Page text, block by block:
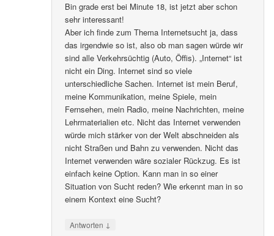
Bin grade erst bei Minute 18, ist jetzt aber schon
sehr interessant!
Aber ich finde zum Thema Internetsucht ja, dass
das irgendwie so ist, also ob man sagen würde wir
sind alle Verkehrsüchtig (Auto, Öffis). „Internet“ ist
nicht ein Ding. Internet sind so viele
unterschiedliche Sachen. Internet ist mein Beruf,
meine Kommunikation, meine Spiele, mein
Fernsehen, mein Radio, meine Nachrichten, meine
Lehrmaterialien etc. Nicht das Internet verwenden
würde mich stärker von der Welt abschneiden als
nicht Straßen und Bahn zu verwenden. Nicht das
Internet verwenden wäre sozialer Rückzug. Es ist
einfach keine Option. Kann man in so einer
Situation von Sucht reden? Wie erkennt man in so
einem Kontext eine Sucht?
Antworten ↓